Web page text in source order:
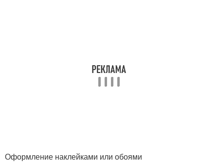
Оформление наклейками или обоями